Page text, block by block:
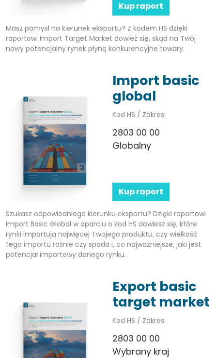
Kup raport
Masz pomysł na kierunek eksportu? Z kodem HS dzięki
raportowi Import Target Market dowieź się, skąd na Twój
nowy potencjalny rynek płyną konkurencyjne towary.
Import basic
global
Kod HS / Zakres:
2803 00 00
Globalny
Kup raport
Szukasz odpowiedniego kierunku eksportu? Dzięki raportowi
Import Basic Global w oparciu o kod HS dowiesz się, które
rynki importują najwięcej Twojego produktu, czy wielkość
tego importu rośnie czy spada i, co najważniejsze, jaki jest
potencjał importowy danego rynku.
Export basic
target market
Kod HS / Zakres:
2803 00 00
Wybrany kraj